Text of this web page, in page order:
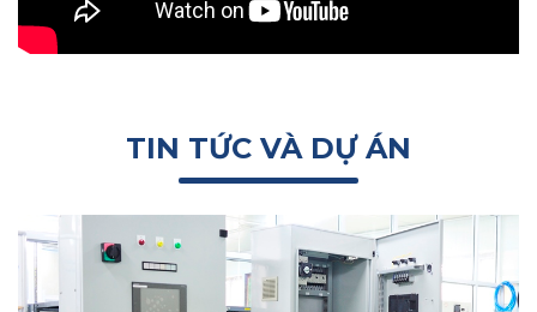
TIN TỨC VÀ DỰ ÁN